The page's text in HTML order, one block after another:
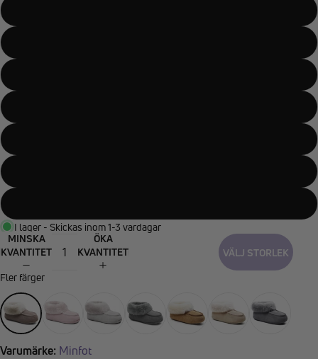
I lager - Skickas inom 1-3 vardagar
MINSKA
KVANTITET
ÖKA
KVANTITET
VÄLJ STORLEK
Fler färger
Varumärke: Minfot